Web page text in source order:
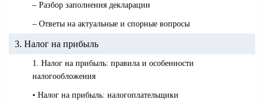
– Разбор заполнения декларации
– Ответы на актуальные и спорные вопросы
3. Налог на прибыль
1. Налог на прибыль: правила и особенности
налогообложения
• Налог на прибыль: налогоплательщики